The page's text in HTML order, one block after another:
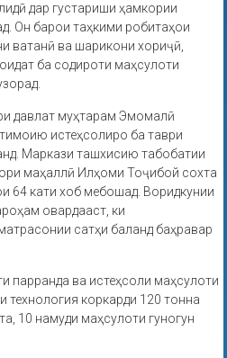
дар густариши ҳамкории
Он барои таҳкими робитаҳои
ватанӣ ва шарикони хориҷӣ,
ба содироти маҳсулоти
давлат муҳтарам Эмомалӣ
истеҳсолиро ба таври
Маркази ташхисию табобатии
маҳаллӣ Илҳоми Тоҷибой сохта
64 кати хоб мебошад. Воридкунии
овардааст, ки
сатҳи баланд баҳравар
парранда ва истеҳсоли маҳсулоти
технология коркарди 120 тонна
10 намуди маҳсулоти гуногун